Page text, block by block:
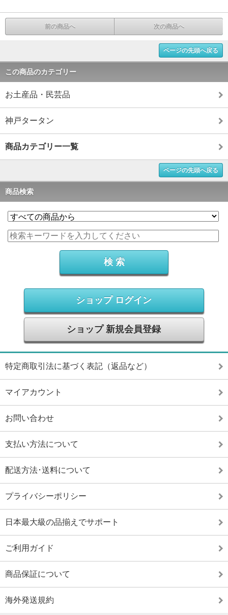
前の商品へ 次の商品へ
ページの先頭へ戻る
この商品のカテゴリー
お土産品・民芸品
神戸タータン
商品カテゴリー一覧
ページの先頭へ戻る
商品検索
ショップ ログイン
ショップ 新規会員登録
特定商取引法に基づく表記（返品など）
マイアカウント
お問い合わせ
支払い方法について
配送方法･送料について
プライバシーポリシー
日本最大級の品揃えでサポート
ご利用ガイド
商品保証について
海外発送規約